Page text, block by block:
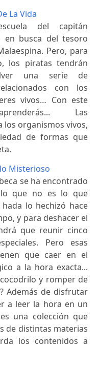
La Vida
del capitán
en busca del tesoro
Pero, para
los piratas tendrán
una serie de
con los
vivos… Con este
Las
los organismos vivos,
de formas que
Misterioso
se ha encontrado
que no es lo que
hada lo hechizó hace
y para deshacer el
que reunir cinco
Pero esas
que caer en el
a la hora exacta...
y romper de
Además de disfrutar
a leer la hora en un
una colección que
de distintas materias
los contenidos a